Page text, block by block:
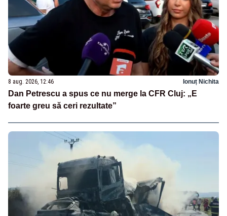
8 aug. 2026, 12:46 Ionuț Nichita
Dan Petrescu a spus ce nu merge la CFR Cluj: „E
foarte greu să ceri rezultate”